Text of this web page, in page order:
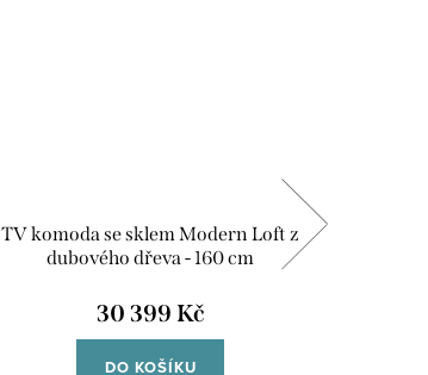
TV komoda se sklem Modern Loft z
dubového dřeva - 160 cm
30 399 Kč
DO KOŠÍKU